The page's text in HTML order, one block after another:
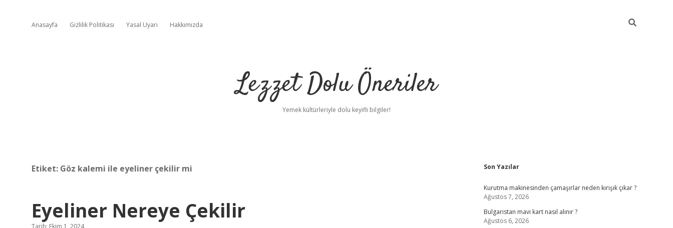
Anasayfa Gizlilik Politikası Yasal Uyarı Hakkımızda
Lezzet Dolu Öneriler
Yemek kültürleriyle dolu keyifli bilgiler!
Etiket: Göz kalemi ile eyeliner çekilir mi
Eyeliner Nereye Çekilir
Tarih: Ekim 1, 2024
Sidebar
Son Yazılar
Kurutma makinesinden çamaşırlar neden kırışık çıkar ?
Ağustos 7, 2026
Bulgaristan mavi kart nasıl alınır ?
Ağustos 6, 2026
betci